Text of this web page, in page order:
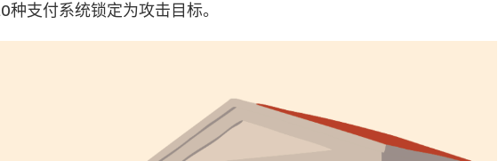
种支付系统锁定为攻击目标。